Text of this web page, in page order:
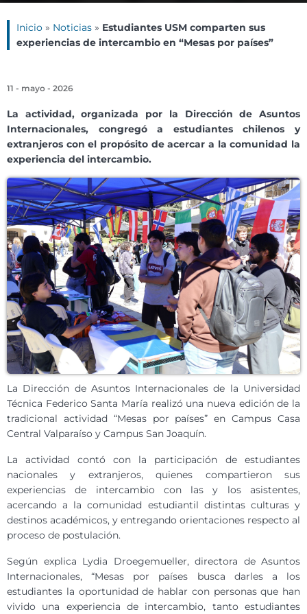
Inicio » Noticias » Estudiantes USM comparten sus
experiencias de intercambio en “Mesas por países”
11 - mayo - 2026
La actividad, organizada por la Dirección de Asuntos
Internacionales, congregó a estudiantes chilenos y
extranjeros con el propósito de acercar a la comunidad la
experiencia del intercambio.
La Dirección de Asuntos Internacionales de la Universidad
Técnica Federico Santa María realizó una nueva edición de la
tradicional actividad “Mesas por países” en Campus Casa
Central Valparaíso y Campus San Joaquín.
La actividad contó con la participación de estudiantes
nacionales y extranjeros, quienes compartieron sus
experiencias de intercambio con las y los asistentes,
acercando a la comunidad estudiantil distintas culturas y
destinos académicos, y entregando orientaciones respecto al
proceso de postulación.
Según explica Lydia Droegemueller, directora de Asuntos
Internacionales, “Mesas por países busca darles a los
estudiantes la oportunidad de hablar con personas que han
vivido una experiencia de intercambio, tanto estudiantes